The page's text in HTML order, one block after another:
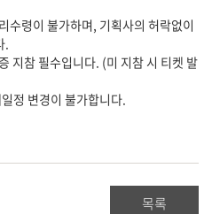
수령이 불가하며, 기획사의 허락없이
지참 필수입니다. (미 지참 시 티켓 발
정 변경이 불가합니다.
목록